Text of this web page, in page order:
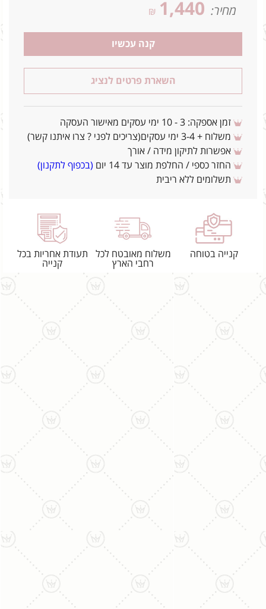
מחיר: 1,440
₪
קנה עכשיו
השארת פרטים לנציג
זמן אספקה: 3 - 10 ימי עסקים מאישור העסקה
משלוח + 3-4 ימי עסקים(צריכים לפני ? צרו איתנו קשר)
אפשרות לתיקון מידה / אורך
החזר כספי / החלפת מוצר עד 14 יום
(בכפוף לתקנון)
תשלומים ללא ריבית
קנייה בטוחה
משלוח מאובטח לכל
רחבי הארץ
תעודת אחריות בכל
קנייה